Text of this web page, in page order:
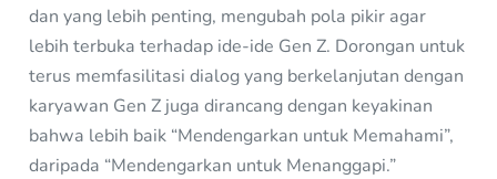
dan yang lebih penting, mengubah pola pikir agar
lebih terbuka terhadap ide-ide Gen Z. Dorongan untuk
terus memfasilitasi dialog yang berkelanjutan dengan
karyawan Gen Z juga dirancang dengan keyakinan
bahwa lebih baik “Mendengarkan untuk Memahami”,
daripada “Mendengarkan untuk Menanggapi.”